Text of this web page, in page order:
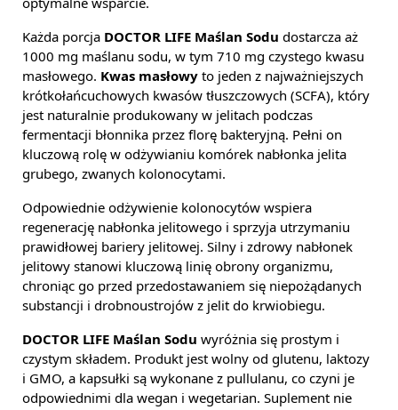
optymalne wsparcie.
Każda porcja DOCTOR LIFE Maślan Sodu dostarcza aż
1000 mg maślanu sodu, w tym 710 mg czystego kwasu
masłowego. Kwas masłowy to jeden z najważniejszych
krótkołańcuchowych kwasów tłuszczowych (SCFA), który
jest naturalnie produkowany w jelitach podczas
fermentacji błonnika przez florę bakteryjną. Pełni on
kluczową rolę w odżywianiu komórek nabłonka jelita
grubego, zwanych kolonocytami.
Odpowiednie odżywienie kolonocytów wspiera
regenerację nabłonka jelitowego i sprzyja utrzymaniu
prawidłowej bariery jelitowej. Silny i zdrowy nabłonek
jelitowy stanowi kluczową linię obrony organizmu,
chroniąc go przed przedostawaniem się niepożądanych
substancji i drobnoustrojów z jelit do krwiobiegu.
DOCTOR LIFE Maślan Sodu wyróżnia się prostym i
czystym składem. Produkt jest wolny od glutenu, laktozy
i GMO, a kapsułki są wykonane z pullulanu, co czyni je
odpowiednimi dla wegan i wegetarian. Suplement nie